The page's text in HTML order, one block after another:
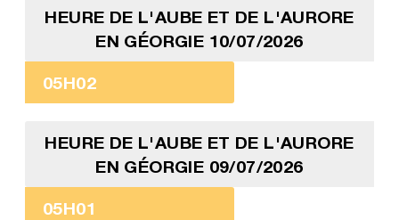
HEURE DE L'AUBE ET DE L'AURORE
EN GÉORGIE 10/07/2026
05H02
HEURE DE L'AUBE ET DE L'AURORE
EN GÉORGIE 09/07/2026
05H01